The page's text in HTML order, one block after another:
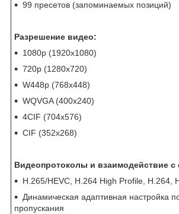
99 пресетов (запоминаемых позиций)
Разрешение видео:
1080р (1920x1080)
720р (1280x720)
W448р (768x448)
WQVGA (400x240)
4CIF (704x576)
CIF (352x268)
Видеопротоколы и взаимодействие с
H.265/HEVC, H.264 High Profile, H.264,
Динамическая адаптивная настройка
пропускания